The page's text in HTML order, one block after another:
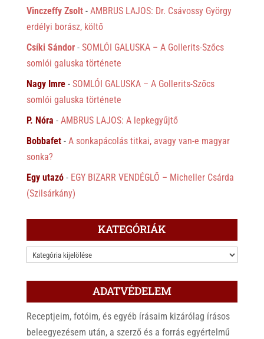
Vinczeffy Zsolt- AMBRUS LAJOS: Dr. Csávossy György
erdélyi borász, költő
Csíki Sándor- SOMLÓI GALUSKA – A Gollerits-Szőcs
somlói galuska története
Nagy Imre- SOMLÓI GALUSKA – A Gollerits-Szőcs
somlói galuska története
P. Nóra - AMBRUS LAJOS: A lepkegyűjtő
Bobbafet- A sonkapácolás titkai, avagy van-e magyar
sonka?
Egy utazó- EGY BIZARR VENDÉGLŐ – Micheller Csárda
(Szilsárkány)
KATEGÓRIÁK
KATEGÓRIÁK
ADATVÉDELEM
Receptjeim, fotóim, és egyéb írásaim kizárólag írásos
beleegyezésem után, a szerző és a forrás egyértelmű